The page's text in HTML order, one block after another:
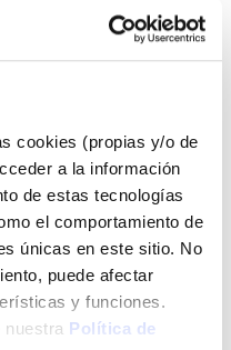
cookies (propias y/o de
a la información
de estas tecnologías
el comportamiento de
únicas en este sitio. No
puede afectar
y funciones.
Política de
3m
Ref:23004811